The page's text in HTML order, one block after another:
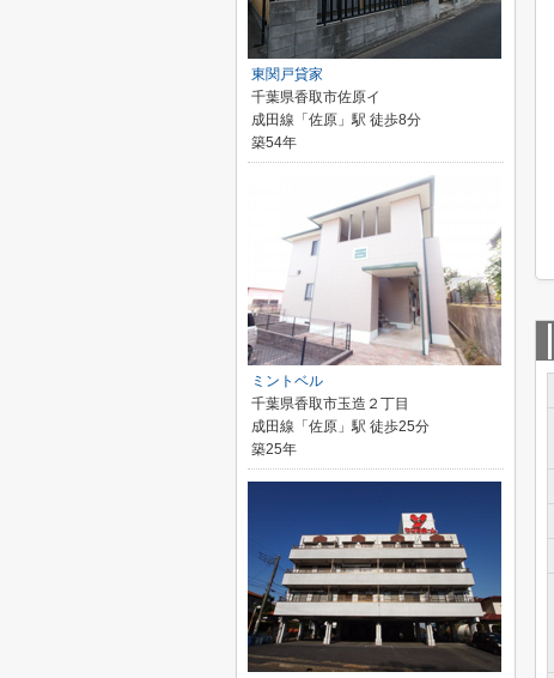
東関戸貸家
千葉県香取市佐原イ
成田線「佐原」駅 徒歩8分
築54年
ミントベル
千葉県香取市玉造２丁目
成田線「佐原」駅 徒歩25分
築25年